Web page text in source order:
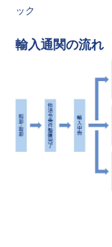
ック
輸入通関の流れ